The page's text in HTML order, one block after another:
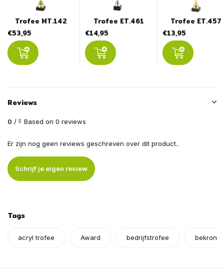
Trofee MT.142
€53,95
Trofee ET.461
€14,95
Trofee ET.457
€13,95
Reviews
0 / 5 Based on 0 reviews
Er zijn nog geen reviews geschreven over dit product..
Schrijf je eigen review
Tags
acryl trofee Award bedrijfstrofee